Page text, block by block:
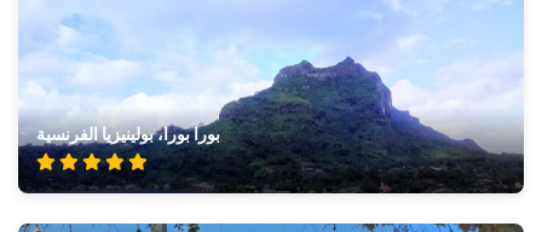
بورا بورا، بولينيزيا الفرنسية